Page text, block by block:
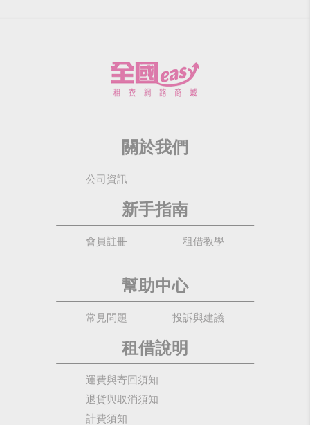
關於我們
公司資訊
新手指南
會員註冊 租借教學
幫助中心
常見問題 投訴與建議
租借說明
運費與寄回須知
退貨與取消須知
計費須知